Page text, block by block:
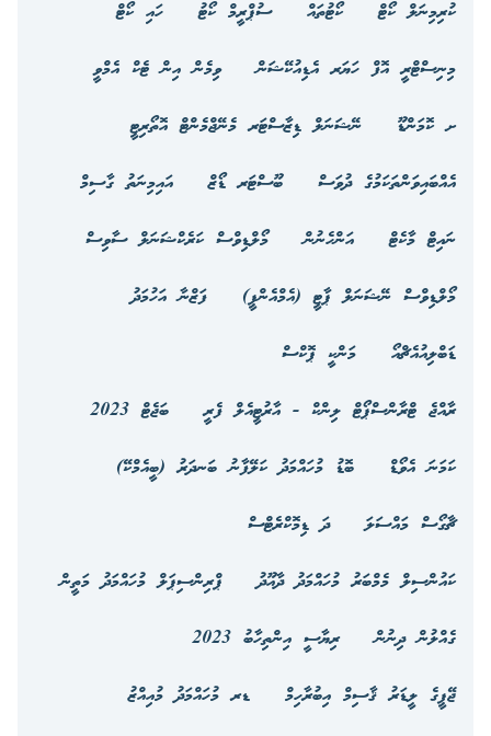
ކުރިމިނަލް ކޯޓް ކޯޓުތައް ސުޕްރީމް ކޯޓު
ހައި ކޯޓް
މިނިސްޓްރީ އޮފް ހަޔަރ އެޑިއުކޭޝަން
ވިމެން އިން ޓެކް އެމްވީ
ށ ކޮމަންޑޫ
ނޭޝަނަލް ޑިޒާސްޓަރ މެނޭޖްމެންޓް އޮތޯރިޓީ
އެއްބައިވަންތަކަމުގެ ދުވަސް
ބޫސްޓަރ ޑޯޒް
އައިމިނަތު ގާސިމް
ނައިޓް މާކެޓް
އަންހެނުން
މޯލްޑިވްސް ކަރެކްޝަނަލް ސާވިސް
މޯލްޑިވްސް ނޭޝަނަލް ޕާޓީ (އެމްއެންޕީ)
ފަޒްނާ އަހުމަދު
ޑަބްލިއުއެޗްއޯ
މަންކީ ޕޮކްސް
ރާއްޖެ ޓްރާންސްޕޯޓް ލިންކް - އާރުޓީއެލް ފެރީ
ބަޖެޓް 2023
ކަމަނަ އެވޯޑް
ބޮޑު މުހައްމަދު ކަލޭފާނު ބަނދަރު (ބީއެމްކޭ)
ޗާގޯސް މައްސަލަ
ދަ ޑިމޮކްރެޓްސް
ކައުންސިލް މެމްބަރު މުހައްމަދު ދާއޫދު
ޕްރިންސިޕަލް މުހައްމަދު މަތީން
ގެއްލުން ދިނުން
ރިޔާސީ އިންތިހާބު 2023
ޖޭޕީގެ ލީޑަރު ޤާސިމް އިބުރާހިމް
ޑރ މުހައްމަދު މުއިއްޒު